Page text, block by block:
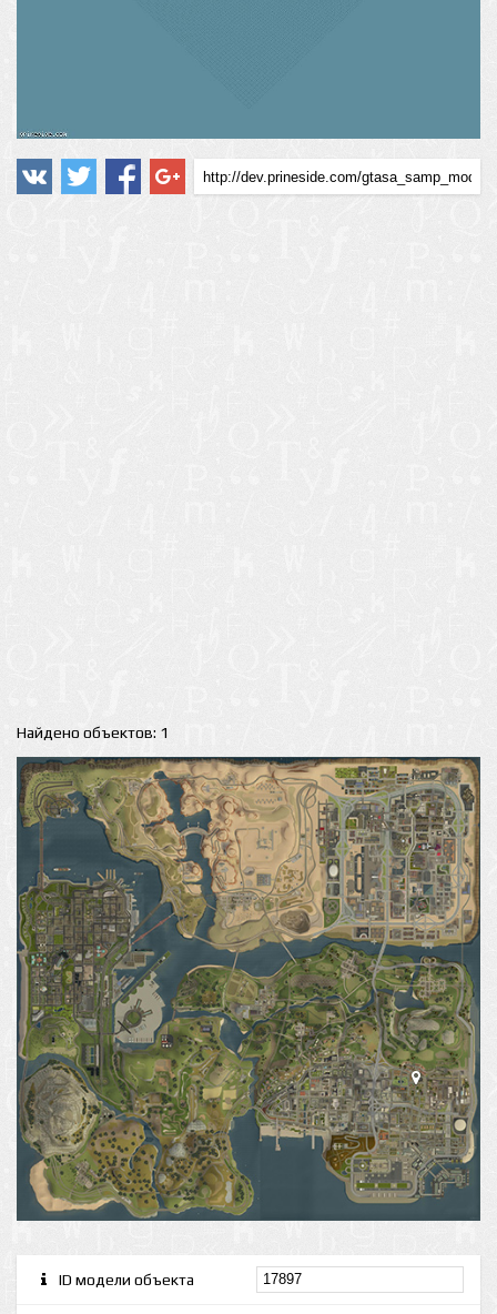
Найдено объектов: 1
ID модели объекта